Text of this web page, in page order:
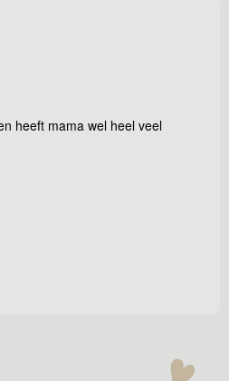
heeft mama wel heel veel